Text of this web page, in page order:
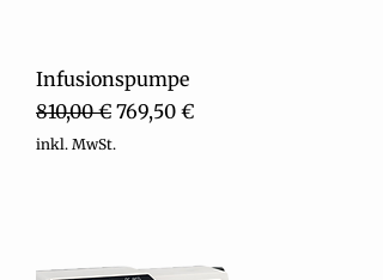
Infusionspumpe
Standardpreis
810,00 € Sale-Preis
769,50 €
inkl. MwSt.